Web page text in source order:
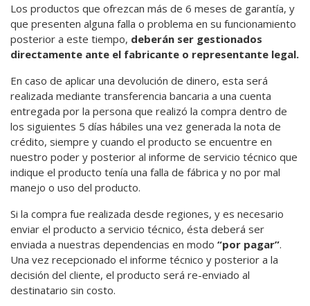
Los productos que ofrezcan más de 6 meses de garantía, y
que presenten alguna falla o problema en su funcionamiento
posterior a este tiempo, deberán ser gestionados
directamente ante el fabricante o representante legal.
En caso de aplicar una devolución de dinero, esta será
realizada mediante transferencia bancaria a una cuenta
entregada por la persona que realizó la compra dentro de
los siguientes 5 días hábiles una vez generada la nota de
crédito, siempre y cuando el producto se encuentre en
nuestro poder y posterior al informe de servicio técnico que
indique el producto tenía una falla de fábrica y no por mal
manejo o uso del producto.
Si la compra fue realizada desde regiones, y es necesario
enviar el producto a servicio técnico, ésta deberá ser
enviada a nuestras dependencias en modo “por pagar”.
Una vez recepcionado el informe técnico y posterior a la
decisión del cliente, el producto será re-enviado al
destinatario sin costo.